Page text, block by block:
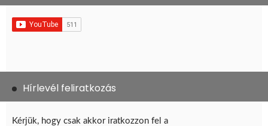
Hírlevél feliratkozás